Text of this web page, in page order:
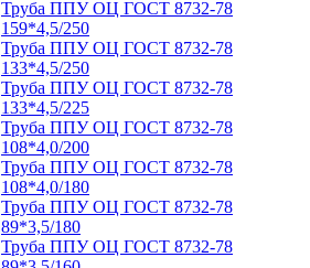
Труба ППУ ОЦ ГОСТ 8732-78
159*4,5/250
Труба ППУ ОЦ ГОСТ 8732-78
133*4,5/250
Труба ППУ ОЦ ГОСТ 8732-78
133*4,5/225
Труба ППУ ОЦ ГОСТ 8732-78
108*4,0/200
Труба ППУ ОЦ ГОСТ 8732-78
108*4,0/180
Труба ППУ ОЦ ГОСТ 8732-78
89*3,5/180
Труба ППУ ОЦ ГОСТ 8732-78